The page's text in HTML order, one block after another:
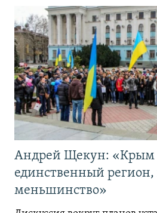
Андрей Щекун: «Крым
единственный
меньшинство»